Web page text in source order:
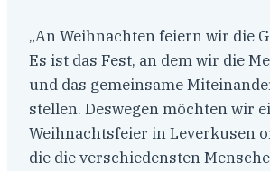
„An Weihnachten feiern wir die
Es ist das Fest, an dem wir die
und das gemeinsame
stellen. Deswegen möchten wir
Weihnachtsfeier in Leverkusen
die die verschiedensten